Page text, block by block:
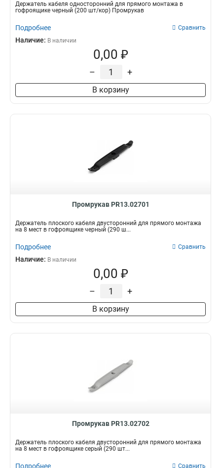
Держатель кабеля односторонний для прямого монтажа в
гофроящике черный (200 шт/кор) Промрукав
Подробнее Сравнить
Наличие: В наличии
0,00 ₽
– +
В корзину
Промрукав PR13.02701
Держатель плоского кабеля двусторонний для прямого монтажа
на 8 мест в гофроящике черный (290 ш...
Подробнее Сравнить
Наличие: В наличии
0,00 ₽
– +
В корзину
Промрукав PR13.02702
Держатель плоского кабеля двусторонний для прямого монтажа
на 8 мест в гофроящике серый (290 шт...
Подробнее Сравнить